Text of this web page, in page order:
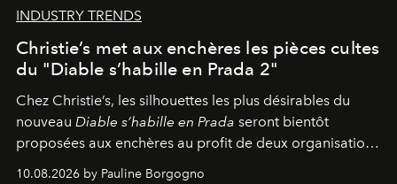
INDUSTRY TRENDS
Christie’s met aux enchères les pièces cultes
du "Diable s’habille en Prada 2"
Chez Christie’s, les silhouettes les plus désirables du
nouveau Diable s’habille en Prada seront bientôt
proposées aux enchères au profit de deux organisations
engagées pour la presse et la mode.
10.08.2026 by Pauline Borgogno